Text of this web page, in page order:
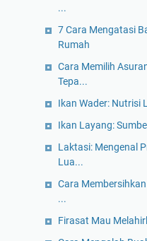
...
7 Cara Mengatasi
Rumah
Cara Memilih
Tepa...
Ikan Wader: Nutrisi
Ikan Layang:
Laktasi: Mengenal
Lua...
Cara
...
Firasat Mau